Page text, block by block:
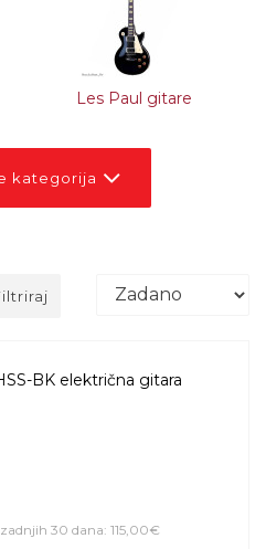
Les Paul gitare
kategorija
BK električna gitara
30 dana: 115,00€